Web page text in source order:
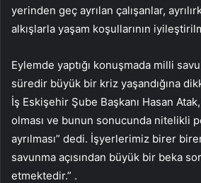
yerinden geç ayrılan çalışanlar,
alkışlarla yaşam koşullarının
Eylemde yaptığı konuşmada milli
süredir büyük bir kriz yaşandığına
İş Eskişehir Şube Başkanı Hasan
olması ve bunun sonucunda nitelikli
ayrılması” dedi. İşyerlerimiz birer
savunma açısından büyük bir beka
etmektedir.” .